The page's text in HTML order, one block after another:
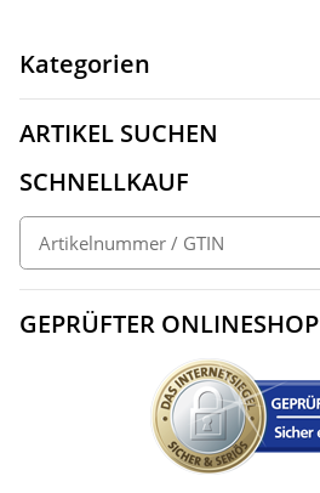
Kategorien
ARTIKEL SUCHEN
SCHNELLKAUF
GEPRÜFTER ONLINESHOP